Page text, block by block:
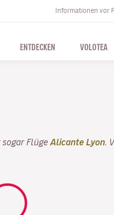
Informationen vor
ENTDECKEN VOLOTEA
sogar Flüge Alicante Lyon .